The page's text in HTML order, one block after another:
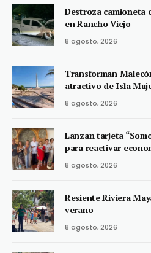
Destroza camioneta
en Rancho Viejo
8 agosto, 2026
Transforman
atractivo de Isla
8 agosto, 2026
Lanzan tarjeta
para reactivar
8 agosto, 2026
Resiente Riviera
verano
8 agosto, 2026